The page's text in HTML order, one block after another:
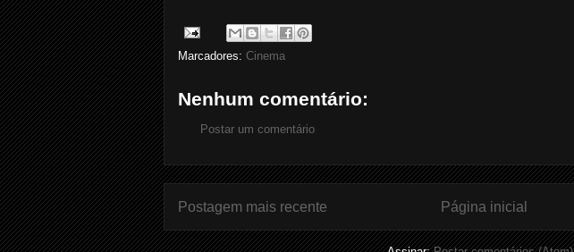
Marcadores: Cinema
Nenhum comentário:
Postar um comentário
Postagem mais recente Página inicial